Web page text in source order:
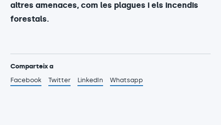
altres amenaces, com les plagues i els incendis
forestals.
Comparteix a
Facebook
Twitter LinkedIn Whatsapp